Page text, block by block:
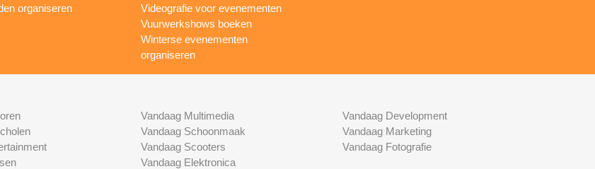
organiseren
Videografie voor evenementen
Vuurwerkshows boeken
Winterse evenementen
organiseren
Vandaag Multimedia
Vandaag Schoonmaak
Vandaag Scooters
Vandaag Elektronica
Vandaag Development
Vandaag Marketing
Vandaag Fotografie